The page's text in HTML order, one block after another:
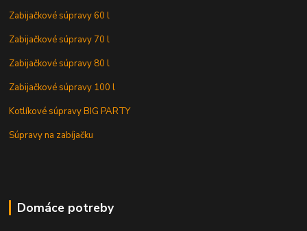
Zabijačkové súpravy 60 l
Zabijačkové súpravy 70 l
Zabijačkové súpravy 80 l
Zabijačkové súpravy 100 l
Kotlíkové súpravy BIG PARTY
Súpravy na zabíjačku
Domáce potreby